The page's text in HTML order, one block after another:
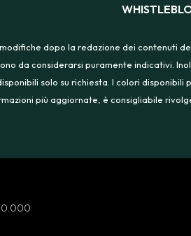
dopo la redazione dei contenuti
da considerarsi puramente indicativi.
solo su richiesta. I colori
più aggiornate, è consigliabile